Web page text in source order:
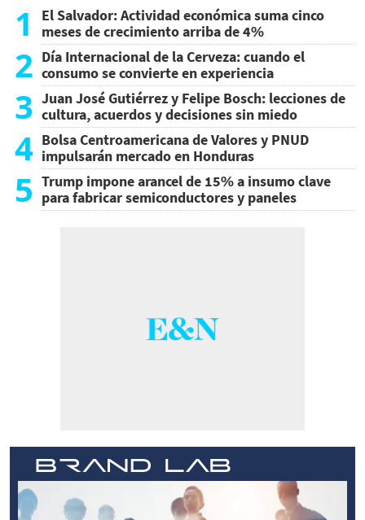
1
El Salvador: Actividad económica suma cinco
meses de crecimiento arriba de 4%
2 Día Internacional de la Cerveza: cuando el
consumo se convierte en experiencia
3 Juan José Gutiérrez y Felipe Bosch: lecciones de
cultura, acuerdos y decisiones sin miedo
4 Bolsa Centroamericana de Valores y PNUD
impulsarán mercado en Honduras
5 Trump impone arancel de 15% a insumo clave
para fabricar semiconductores y paneles